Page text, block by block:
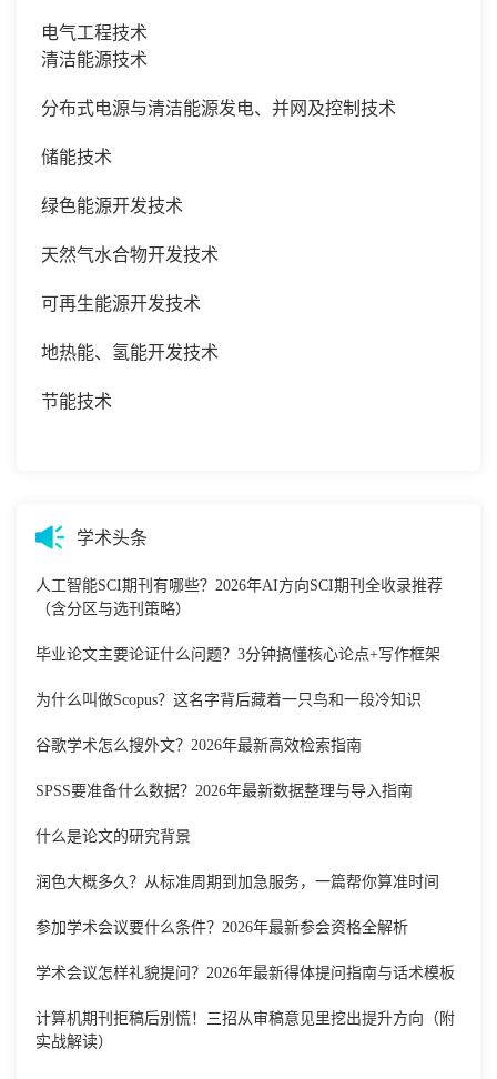
电气工程技术
清洁能源技术
分布式电源与清洁能源发电、并网及控制技术
储能技术
绿色能源开发技术
天然气水合物开发技术
可再生能源开发技术
地热能、氢能开发技术
节能技术
学术头条
人工智能SCI期刊有哪些？2026年AI方向SCI期刊全收录推荐
（含分区与选刊策略）
毕业论文主要论证什么问题？3分钟搞懂核心论点+写作框架
为什么叫做Scopus？这名字背后藏着一只鸟和一段冷知识
谷歌学术怎么搜外文？2026年最新高效检索指南
SPSS要准备什么数据？2026年最新数据整理与导入指南
什么是论文的研究背景
润色大概多久？从标准周期到加急服务，一篇帮你算准时间
参加学术会议要什么条件？2026年最新参会资格全解析
学术会议怎样礼貌提问？2026年最新得体提问指南与话术模板
计算机期刊拒稿后别慌！三招从审稿意见里挖出提升方向（附
实战解读）